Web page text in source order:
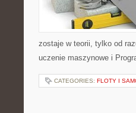
zostaje w teorii, tylko od
uczenie maszynowe i
CATEGORIES: FLOTY I